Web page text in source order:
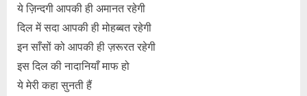
ये ज़िन्दगी आपकी ही अमानत रहेगी
दिल में सदा आपकी ही मोहब्बत रहेगी
इन साँसों को आपकी ही ज़रूरत रहेगी
इस दिल की नादानियाँ माफ हो
ये मेरी कहा सुनती हैं